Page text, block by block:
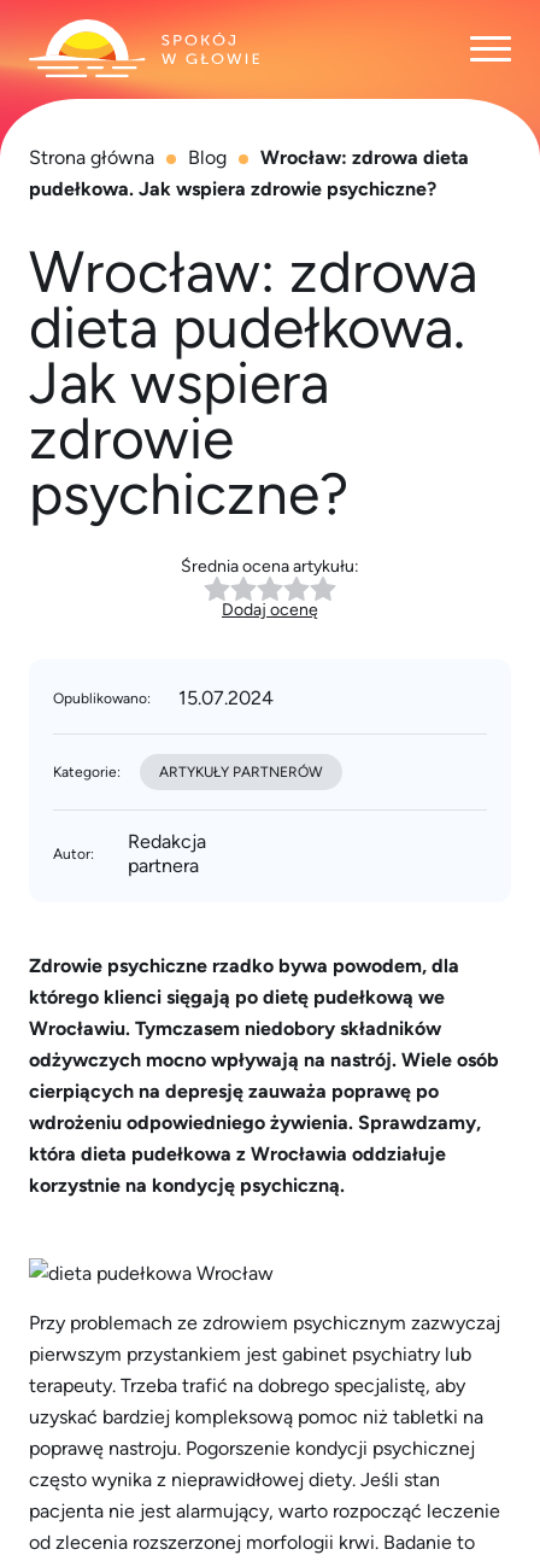
Strona główna Blog
Wrocław: zdrowa dieta
pudełkowa. Jak wspiera zdrowie psychiczne?
Wrocław: zdrowa
dieta pudełkowa.
Jak wspiera
zdrowie
psychiczne?
Średnia ocena artykułu:
Dodaj ocenę
Autor:
Redakcja
partnera
Opublikowano: 15.07.2024
Kategorie: ARTYKUŁY PARTNERÓW
Zdrowie psychiczne rzadko bywa powodem, dla
którego klienci sięgają po dietę pudełkową we
Wrocławiu. Tymczasem niedobory składników
odżywczych mocno wpływają na nastrój. Wiele osób
cierpiących na depresję zauważa poprawę po
wdrożeniu odpowiedniego żywienia. Sprawdzamy,
która dieta pudełkowa z Wrocławia oddziałuje
korzystnie na kondycję psychiczną.
Przy problemach ze zdrowiem psychicznym zazwyczaj
pierwszym przystankiem jest gabinet psychiatry lub
terapeuty. Trzeba trafić na dobrego specjalistę, aby
uzyskać bardziej kompleksową pomoc niż tabletki na
poprawę nastroju. Pogorszenie kondycji psychicznej
często wynika z nieprawidłowej diety. Jeśli stan
pacjenta nie jest alarmujący, warto rozpocząć leczenie
od zlecenia rozszerzonej morfologii krwi. Badanie to